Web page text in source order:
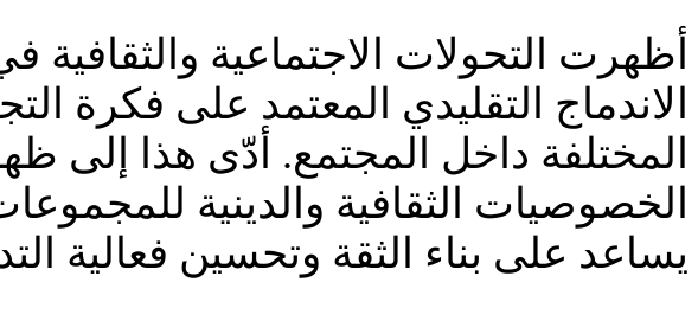
أظهرت التحولات الاجتماعية والثقافية
الاندماج التقليدي المعتمد على فكرة
المختلفة داخل المجتمع. أدّى هذا إلى
الخصوصيات الثقافية والدينية
يساعد على بناء الثقة وتحسين فعالية